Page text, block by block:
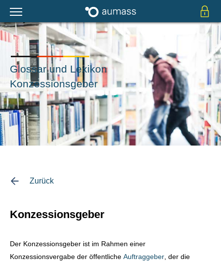
Glossar und Lexikon
Konzessionsgeber
Zurück
Konzessionsgeber
Der Konzessionsgeber ist im Rahmen einer
Konzessionsvergabe der öffentliche Auftraggeber , der die